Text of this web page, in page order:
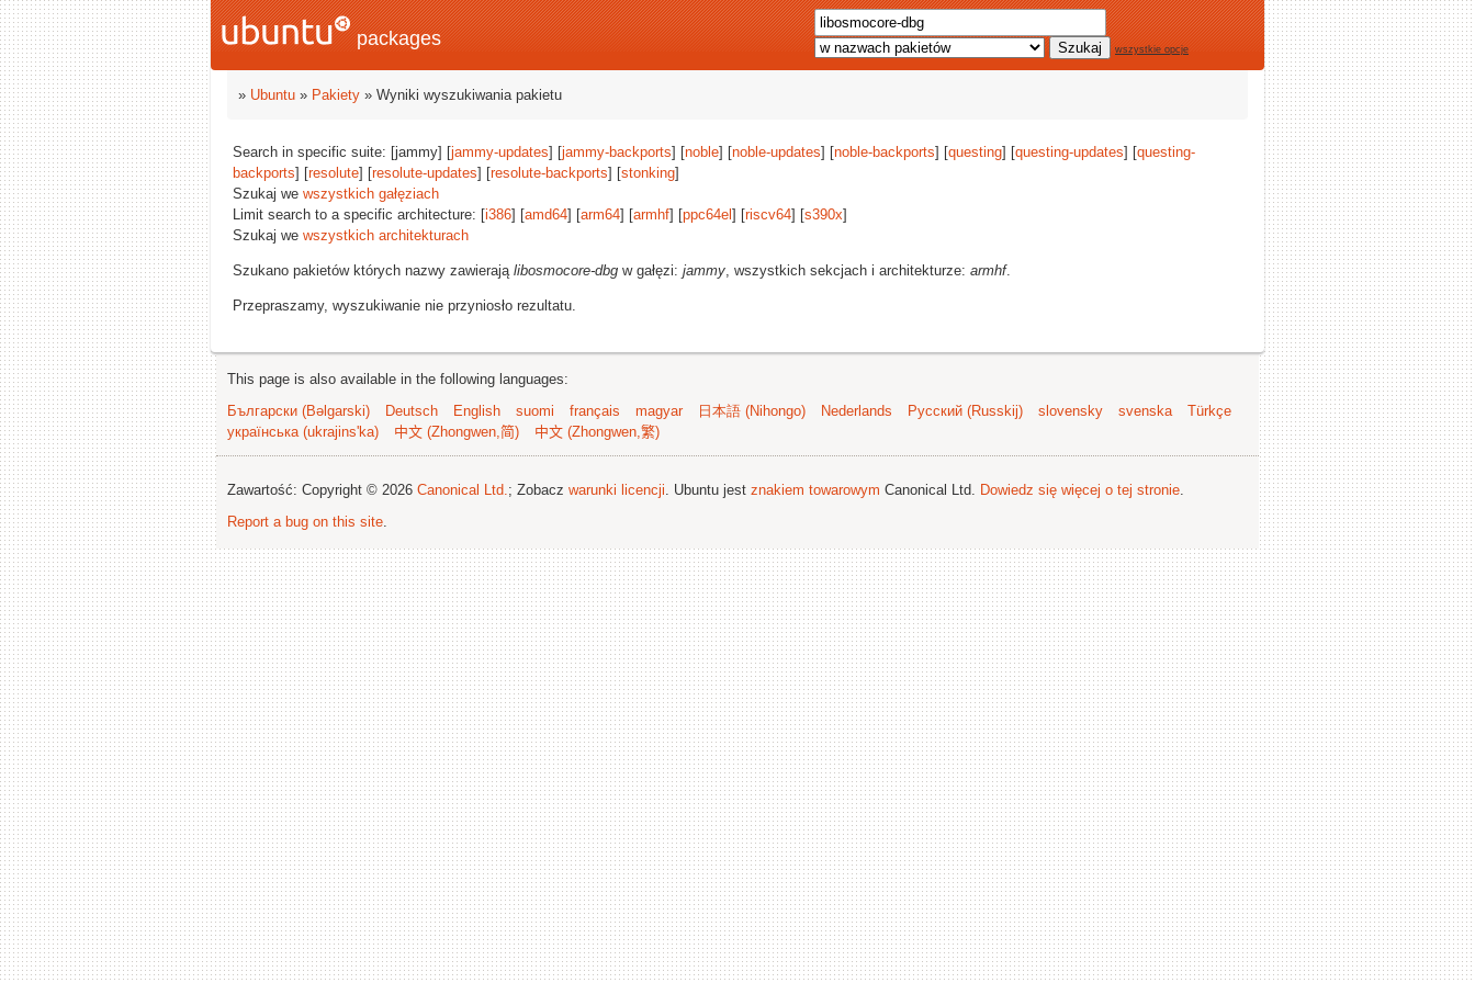
packages wszystkie opcje
» Ubuntu » Pakiety » Wyniki wyszukiwania pakietu
Search in specific suite: [jammy] [jammy-updates] [jammy-backports] [noble] [noble-updates] [noble-backports] [questing] [questing-updates] [questing-
backports] [resolute] [resolute-updates] [resolute-backports] [stonking]
Szukaj we wszystkich gałęziach
Limit search to a specific architecture: [i386] [amd64] [arm64] [armhf] [ppc64el ] [riscv64] [s390x]
Szukaj we wszystkich architekturach
Szukano pakietów których nazwy zawierają libosmocore-dbg w gałęzi: jammy, wszystkich sekcjach i architekturze: armhf.
Przepraszamy, wyszukiwanie nie przyniosło rezultatu.
This page is also available in the following languages:
Български (Bəlgarski)
Deutsch English suomi français magyar 日本語 (Nihongo) Nederlands Русский (Russkij) slovensky svenska
Türkçe
українська (ukrajins'ka)
中文 (Zhongwen,简) 中文 (Zhongwen,繁)
Zawartość: Copyright © 2026 Canonical Ltd.; Zobacz warunki licencji. Ubuntu jest znakiem towarowym Canonical Ltd. Dowiedz się więcej o tej stronie.
Report a bug on this site.